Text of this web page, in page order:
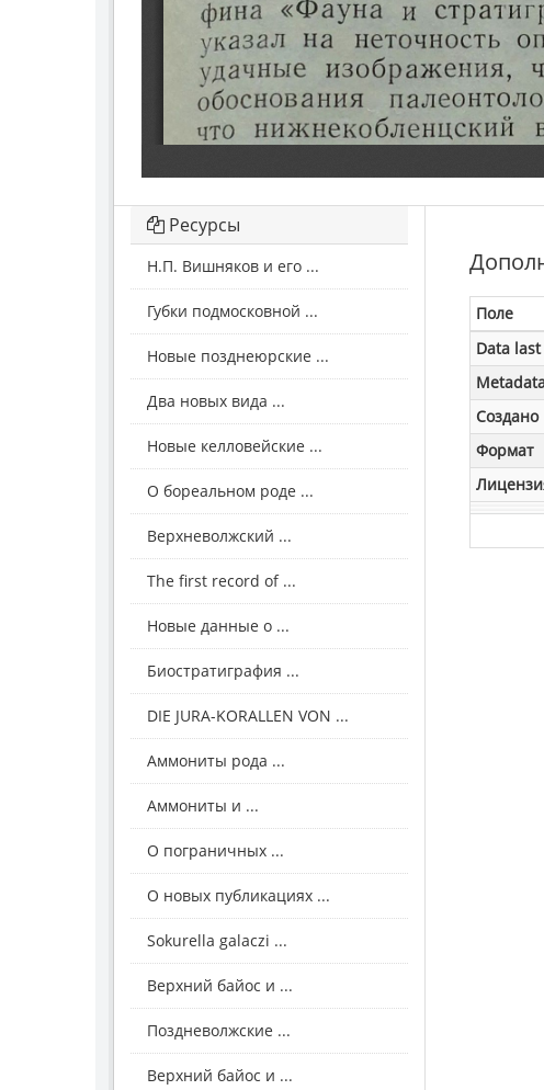
Поле
Data
Создано
Формат
Ресурсы
Н.П. Вишняков и его ...
Губки подмосковной ...
Новые позднеюрские ...
Два новых вида ...
Новые келловейские ...
О бореальном роде ...
Верхневолжский ...
The first record of ...
Новые данные о ...
Биостратиграфия ...
DIE JURA-KORALLEN VON ...
Аммониты рода ...
Аммониты и ...
О пограничных ...
О новых публикациях ...
Sokurella galaczi ...
Верхний байос и ...
Поздневолжские ...
Верхний байос и ...